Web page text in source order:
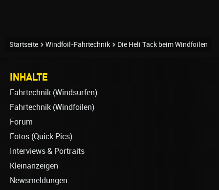
Startseite Windfoil-Fahrtechnik Die Heli Tack beim Windfoilen
INHALTE
Fahrtechnik (Windsurfen)
Fahrtechnik (Windfoilen)
Forum
Fotos (Quick Pics)
Interviews & Portraits
Kleinanzeigen
Newsmeldungen